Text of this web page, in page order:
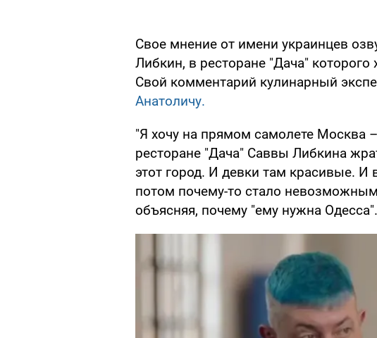
Свое мнение от имени украинцев
Либкин, в ресторане "Дача" которого
Свой комментарий кулинарный
Анатоличу.
"Я хочу на прямом самолете Москва
ресторане "Дача" Саввы Либкина
этот город. И девки там красивые.
потом почему-то стало
объясняя, почему "ему нужна Одесса".